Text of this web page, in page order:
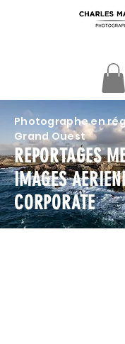
Photographe en
Grand Ouest
REPORTAGES
IMAGES
CORPORATE